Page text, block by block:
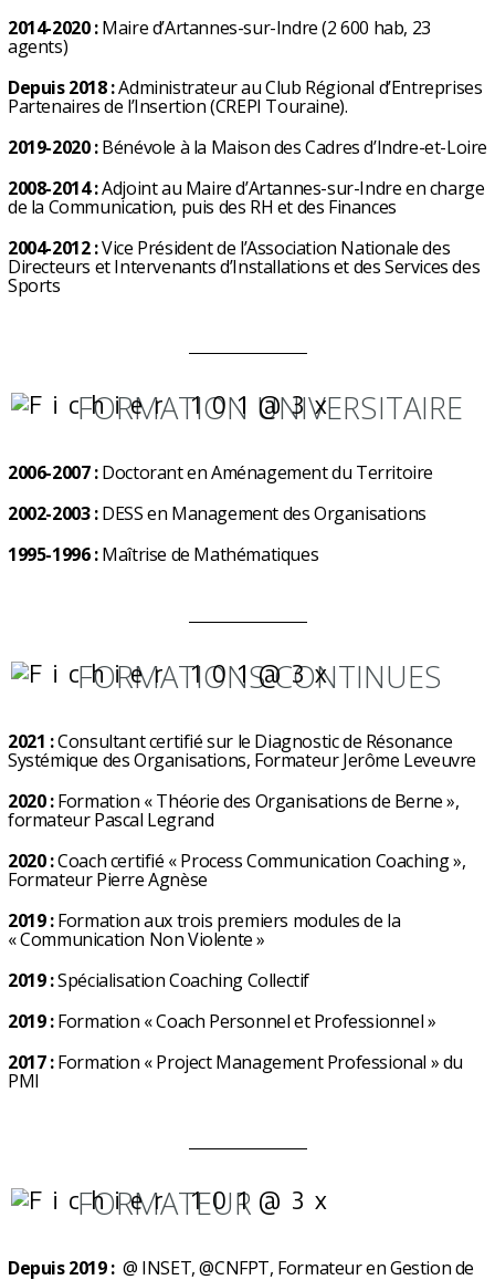
2014-2020 :Maire d’Artannes-sur-Indre (2 600 hab, 23
agents)
Depuis 2018 :Administrateur au Club Régional d’Entreprises
Partenaires de l’Insertion (CREPI Touraine).
2019-2020 :Bénévole à la Maison des Cadres d’Indre-et-Loire
2008-2014 :Adjoint au Maire d’Artannes-sur-Indre en charge
de la Communication, puis des RH et des Finances
2004-2012 :Vice Président de l’Association Nationale des
Directeurs et Intervenants d’Installations et des Services des
Sports
FORMATION UNIVERSITAIRE
2006-2007 :Doctorant en Aménagement du Territoire
2002-2003 :DESS en Management des Organisations
1995-1996 :Maîtrise de Mathématiques
FORMATIONS CONTINUES
2021 :Consultant certifié sur le Diagnostic de Résonance
Systémique des Organisations, Formateur Jerôme Leveuvre
2020 :Formation « Théorie des Organisations de Berne »,
formateur Pascal Legrand
2020 :Coach certifié « Process Communication Coaching »,
Formateur Pierre Agnèse
2019 :Formation aux trois premiers modules de la
« Communication Non Violente »
2019 :Spécialisation Coaching Collectif
2019 :Formation « Coach Personnel et Professionnel »
2017 :Formation « Project Management Professional » du
PMI
FORMATEUR
Depuis 2019 :@ INSET, @CNFPT, Formateur en Gestion de